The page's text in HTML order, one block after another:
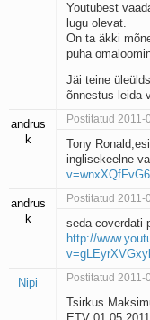
Youtubest
lugu olevat.
On ta äkki
puha
Jäi teine
õnnestus leida
andrus
k
Postitatud
Tony
inglisekeelne
andrus
k
Postitatud
seda coverdati
http://
Nipi Postitatud
Tsirkus